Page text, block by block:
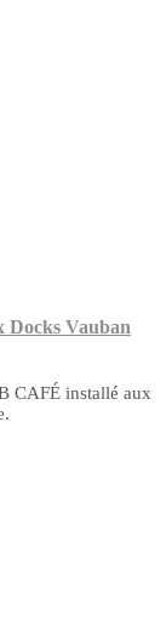
Docks Vauban
CAFÉ installé aux